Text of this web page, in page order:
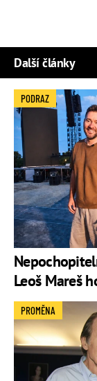
Další články
Leoš Mareš
PODRAZ
PROMĚNA